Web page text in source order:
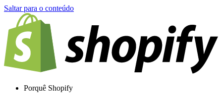
Saltar para o conteúdo
Porquê Shopify